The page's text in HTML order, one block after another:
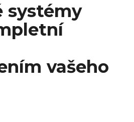
systémy
vašeho